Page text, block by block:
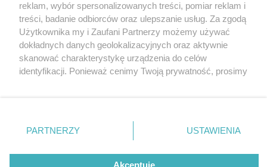
5 / 1
Nie zapomnij
zapoznać się z:
polityką prywatności regulamin korzystania z portali
Twojemiasto
Piekary Śląskie
Chorzów
Tarnowskie Góry
Gliwice
Skontakuj sięz nami
Kontakt
Wydawca
Redakcja
reklam, wybór spersonalizowanych treści, pomiar reklam i
treści, badanie odbiorców oraz ulepszanie usług. Za zgodą
Użytkownika my i Zaufani Partnerzy możemy używać
dokładnych danych geolokalizacyjnych oraz aktywnie
skanować charakterystykę urządzenia do celów
identyfikacji. Ponieważ cenimy Twoją prywatność, prosimy
prywatności znajdujący się w lewym dolnym rogu strony
. Niektóre rodzaje przetwarzania danych nie wymagają
zgody użytkownika, ale masz prawo sprzeciwić się
takiemu przetwarzaniu. Preferencje będą miały
PARTNERZY USTAWIENIA
Akceptuję